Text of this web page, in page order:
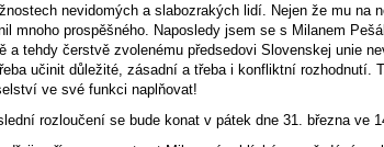
nevidomých a slabozrakých lidí. Nejen že mu na
mnoho prospěšného. Naposledy jsem se s Milanem
a tehdy čerstvě zvolenému předsedovi Slovenskej unie
učinit důležité, zásadní a třeba i konfliktní rozhodnutí.
ve své funkci naplňovat!
rozloučení se bude konat v pátek dne 31. března ve